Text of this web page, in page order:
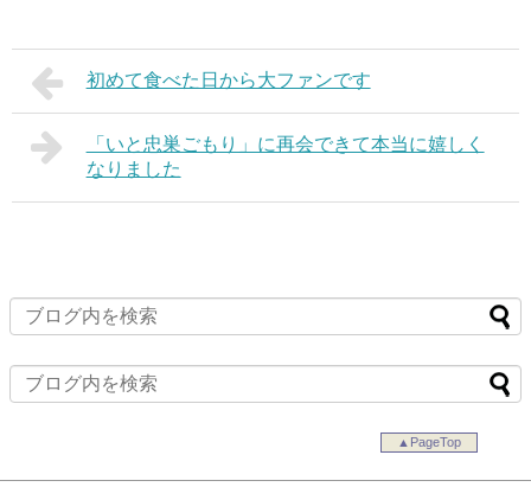
初めて食べた日から大ファンです
「いと忠巣ごもり」に再会できて本当に嬉しく
なりました
▲PageTop